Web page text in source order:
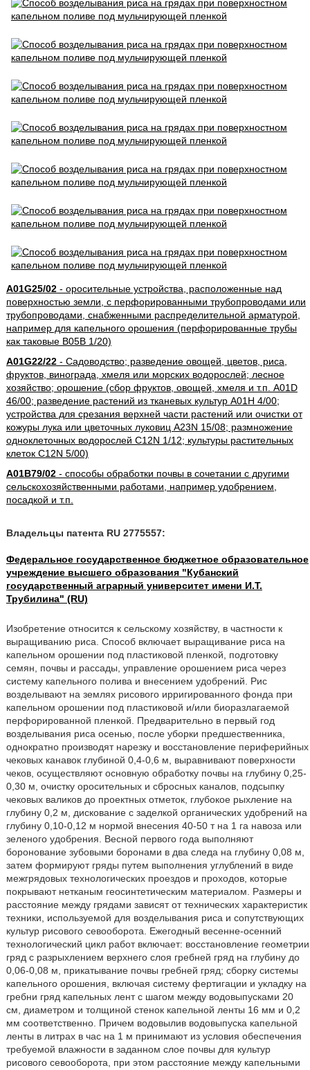
A01G25/02- оросительные устройства, расположенные над
поверхностью земли, с перфорированными трубопроводами или
трубопроводами, снабженными распределительной арматурой,
например для капельного орошения (перфорированные трубы
как таковые B05B 1/20)
A01G22/22- Садоводство; разведение овощей, цветов, риса,
фруктов, винограда, хмеля или морских водорослей; лесное
хозяйство; орошение (сбор фруктов, овощей, хмеля и т.п. A01D
46/00; разведение растений из тканевых культур A01H 4/00;
устройства для срезания верхней части растений или очистки от
кожуры лука или цветочных луковиц A23N 15/08; размножение
одноклеточных водорослей C12N 1/12; культуры растительных
клеток C12N 5/00)
A01B79/02- способы обработки почвы в сочетании с другими
сельскохозяйственными работами, например удобрением,
посадкой и т.п.
Владельцы патента RU 2775557:
Федеральное государственное бюджетное образовательное
учреждение высшего образования "Кубанский
государственный аграрный университет имени И.Т.
Трубилина" (RU)
Изобретение относится к сельскому хозяйству, в частности к
выращиванию риса. Способ включает выращивание риса на
капельном орошении под пластиковой пленкой, подготовку
семян, почвы и рассады, управление орошением риса через
систему капельного полива и внесением удобрений. Рис
возделывают на землях рисового ирригированного фонда при
капельном орошении под пластиковой и/или биоразлагаемой
перфорированной пленкой. Предварительно в первый год
возделывания риса осенью, после уборки предшественника,
однократно производят нарезку и восстановление периферийных
чековых канавок глубиной 0,4-0,6 м, выравнивают поверхности
чеков, осуществляют основную обработку почвы на глубину 0,25-
0,30 м, очистку оросительных и сбросных каналов, подсыпку
чековых валиков до проектных отметок, глубокое рыхление на
глубину 0,2 м, дискование с заделкой органических удобрений на
глубину 0,10-0,12 м нормой внесения 40-50 т на 1 га навоза или
зеленого удобрения. Весной первого года выполняют
боронование зубовыми боронами в два следа на глубину 0,08 м,
затем формируют гряды путем выполнения углублений в виде
межгрядовых технологических проездов и проходов, которые
покрывают нетканым геосинтетическим материалом. Размеры и
расстояние между грядами зависят от технических характеристик
техники, используемой для возделывания риса и сопутствующих
культур рисового севооборота. Ежегодный весенне-осенний
технологический цикл работ включает: восстановление геометрии
гряд с разрыхлением верхнего слоя гребней гряд на глубину до
0,06-0,08 м, прикатывание почвы гребней гряд; сборку системы
капельного орошения, включая систему фертигации и укладку на
гребни гряд капельных лент с шагом между водовыпусками 20
см, диаметром и толщиной стенок капельной ленты 16 мм и 0,2
мм соответственно. Причем водовылив водовыпуска капельной
ленты в литрах в час на 1 м принимают из условия обеспечения
требуемой влажности в заданном слое почвы для культур
рисового севооборота, при этом расстояние между капельными